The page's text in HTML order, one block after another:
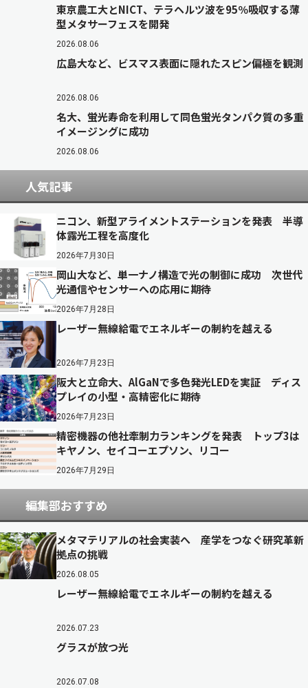
東京農工大とNICT、テラヘルツ波を95％吸収する薄
型メタサーフェスを開発
2026.08.06
広島大など、ビスマス表面に隠れたスピン偏極を観測
2026.08.06
名大、蛍光寿命を利用して同色蛍光タンパク質の多重
イメージングに成功
2026.08.06
人気記事
ニコン、新型アライメントステーションを発表 半導
体露光工程を高度化
2026年7月30日
岡山大など、単一ナノ構造で光の制御に成功 次世代
光通信やセンサーへの応用に期待
2026年7月28日
レーザー無線給電でエネルギーの制約を越える
2026年7月23日
阪大と立命大、AlGaNで多色発光LEDを実証 ディス
プレイの小型・高精密化に期待
2026年7月23日
精密機器の他社牽制力ランキングを発表 トップ3は
キヤノン、セイコーエプソン、リコー
2026年7月29日
編集部おすすめ
メタマテリアルの社会実装へ 産学をつなぐ研究革新
拠点の挑戦
2026.08.05
レーザー無線給電でエネルギーの制約を越える
2026.07.23
グラスが放つ光
2026.07.08